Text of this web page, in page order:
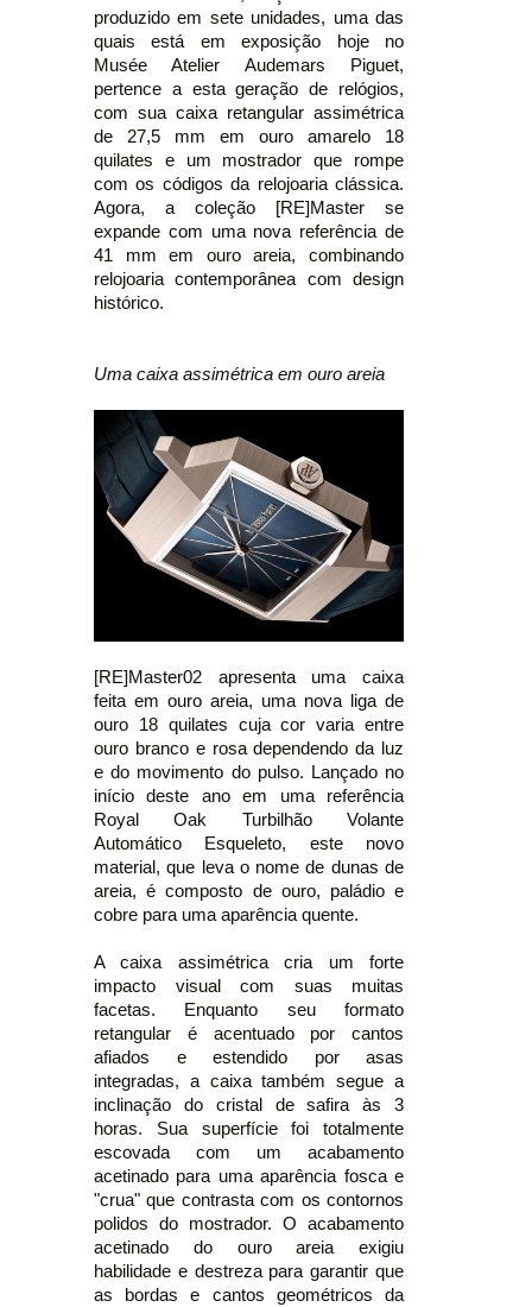
produzido em sete unidades, uma das
quais está em exposição hoje no
Musée Atelier Audemars Piguet,
pertence a esta geração de relógios,
com sua caixa retangular assimétrica
de 27,5 mm em ouro amarelo 18
quilates e um mostrador que rompe
com os códigos da relojoaria clássica.
Agora, a coleção [RE]Master se
expande com uma nova referência de
41 mm em ouro areia, combinando
relojoaria contemporânea com design
histórico.
Uma caixa assimétrica em ouro areia
[RE]Master02 apresenta uma caixa
feita em ouro areia, uma nova liga de
ouro 18 quilates cuja cor varia entre
ouro branco e rosa dependendo da luz
e do movimento do pulso. Lançado no
início deste ano em uma referência
Royal Oak Turbilhão Volante
Automático Esqueleto, este novo
material, que leva o nome de dunas de
areia, é composto de ouro, paládio e
cobre para uma aparência quente.
A caixa assimétrica cria um forte
impacto visual com suas muitas
facetas. Enquanto seu formato
retangular é acentuado por cantos
afiados e estendido por asas
integradas, a caixa também segue a
inclinação do cristal de safira às 3
horas. Sua superfície foi totalmente
escovada com um acabamento
acetinado para uma aparência fosca e
"crua" que contrasta com os contornos
polidos do mostrador. O acabamento
acetinado do ouro areia exigiu
habilidade e destreza para garantir que
as bordas e cantos geométricos da